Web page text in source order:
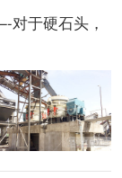
对于硬石头，